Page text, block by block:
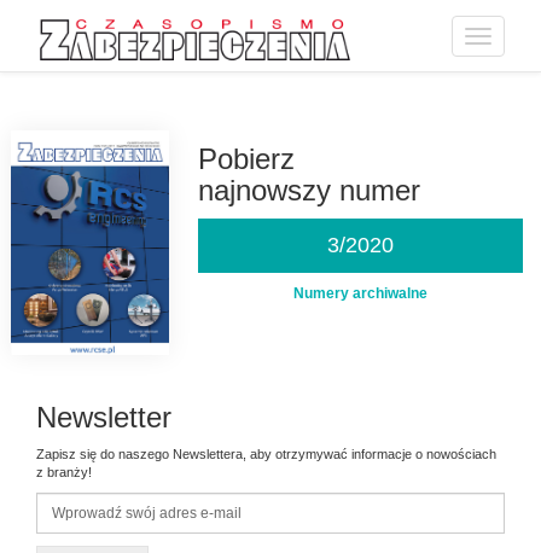
Toggle
Pobierz
najnowszy numer
3/2020
Numery archiwalne
Newsletter
Zapisz się do naszego Newslettera, aby otrzymywać informacje o nowościach
z branży!